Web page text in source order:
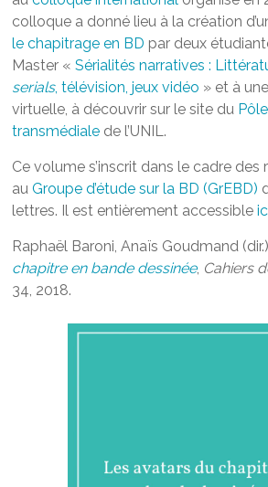
colloque a donné lieu à la création
le chapitrage en BD par deux
Master «Sérialités narratives :
serials, télévision, jeux vidéo » et à
virtuelle, à découvrir sur le site du
transmédiale de l’UNIL.
Ce volume s’inscrit dans le cadre des
auGroupe d’étude sur la BD (GrEBD)
lettres. Il est entièrement accessible
Raphaël Baroni, Anaïs Goudmand
chapitre en bande dessinée, Cahiers
34, 2018.